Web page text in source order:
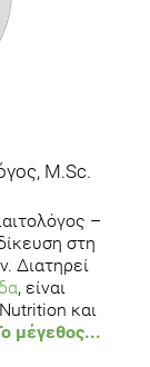
M.Sc.
–
στη
Διατηρεί
, είναι
και
μέγεθος...